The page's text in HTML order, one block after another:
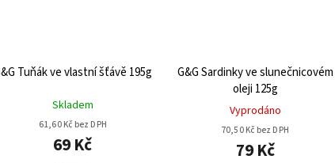
Tuňák ve vlastní šťávě 195g
Skladem
61,60 Kč bez DPH
69 Kč
G&G Sardinky ve slunečnicovém
oleji 125g
Vyprodáno
70,50 Kč bez DPH
79 Kč